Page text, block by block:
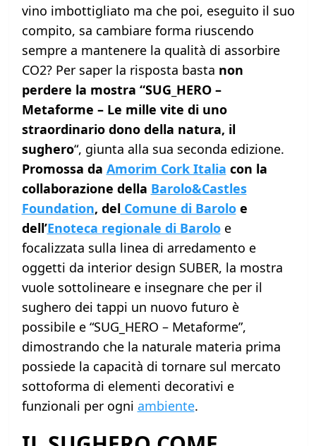
vino imbottigliato ma che poi, eseguito il suo
compito, sa cambiare forma riuscendo
sempre a mantenere la qualità di assorbire
CO2? Per saper la risposta basta non
perdere la mostra “SUG_HERO –
Metaforme – Le mille vite di uno
straordinario dono della natura, il
sughero“, giunta alla sua seconda edizione.
Promossa da Amorim Cork Italia con la
collaborazione della Barolo&Castles
Foundation, delComune di Baroloe
dell’Enoteca regionale di Barolo e
focalizzata sulla linea di arredamento e
oggetti da interior design SUBER, la mostra
vuole sottolineare e insegnare che per il
sughero dei tappi un nuovo futuro è
possibile e “SUG_HERO – Metaforme”,
dimostrando che la naturale materia prima
possiede la capacità di tornare sul mercato
sottoforma di elementi decorativi e
funzionali per ogni ambiente.